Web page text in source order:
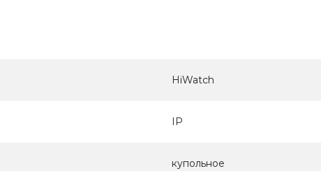
HiWatch
IP
купольное